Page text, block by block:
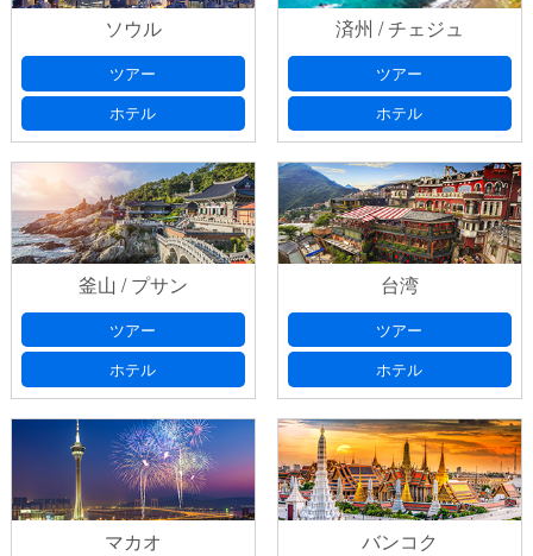
出発日(必須) 出発日の選択は、本日より日曜・祝日を除いた
７日以降としてください
出発日 第2希望出発日の選択は、本日より日曜・祝日を除
いた７日以降としてください
ご希望フライト(必須)
ご希望宿泊ホテル(必須)
プライバシーポリシ
ー
お問い合わせ番号以前、フォームにてお問い合わせいた
だいたお客様は、返信メールに記載されております「お問い合
わせ番号」をご記入ください。
(必須) 出発日の選択は、本日より日曜・祝日を除いた
７日以降としてください
ご希望フライト(必須)
ソウル
ツアー
ホテル
済州 / チェジュ
ツアー
ホテル
釜山 / プサン
ツアー
ホテル
台湾
ツアー
ホテル
マカオ バンコク